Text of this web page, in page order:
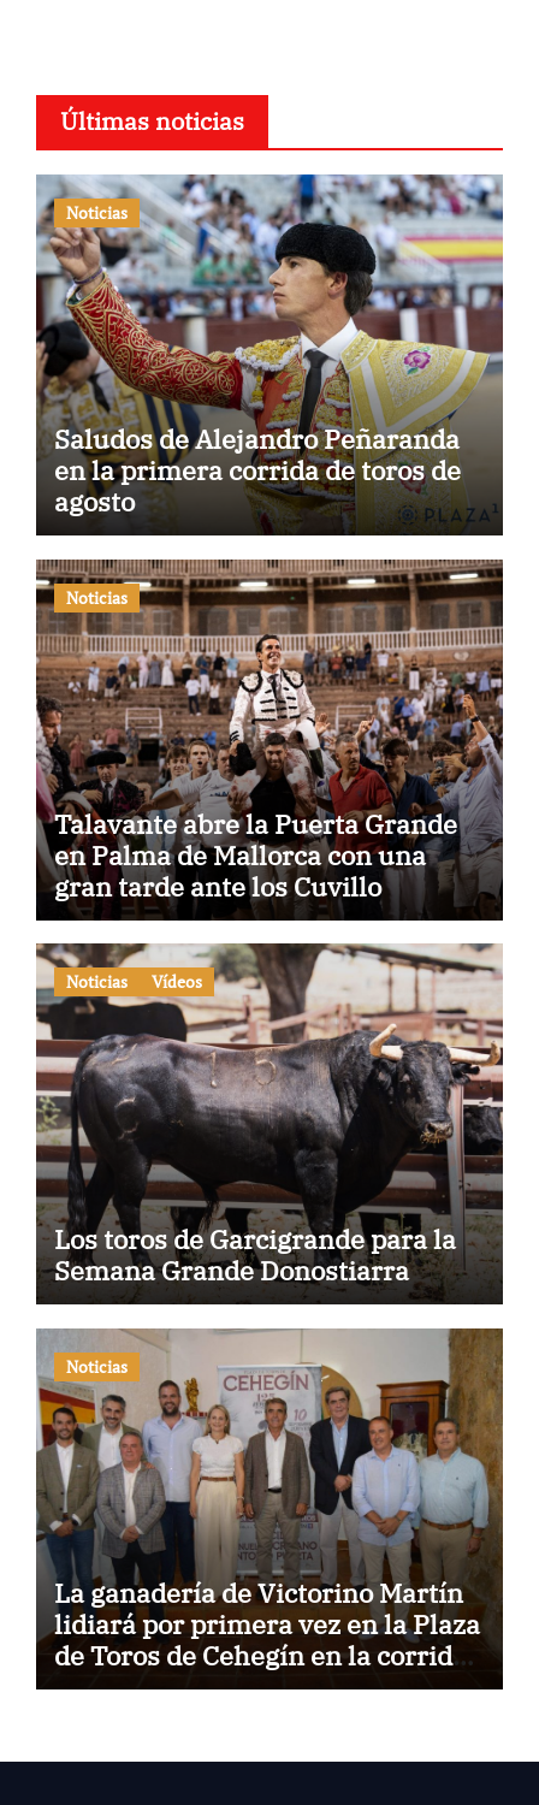
Últimas noticias
Noticias
Saludos de Alejandro Peñaranda
en la primera corrida de toros de
agosto
Noticias
Talavante abre la Puerta Grande
en Palma de Mallorca con una
gran tarde ante los Cuvillo
Noticias Vídeos
Los toros de Garcigrande para la
Semana Grande Donostiarra
Noticias
La ganadería de Victorino Martín
lidiará por primera vez en la Plaza
de Toros de Cehegín en la corrida
conmemorativa de su 125